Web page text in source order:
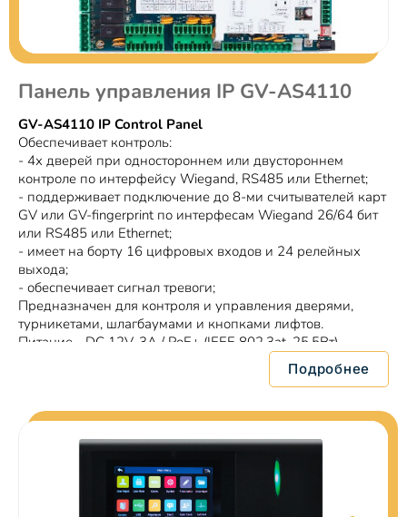
Панель управления IP GV-AS4110
GV-AS4110 IP Control Panel
Обеспечивает контроль:
- 4х дверей при одностороннем или двустороннем
контроле по интерфейсу Wiegand, RS485 или Ethernet;
- поддерживает подключение до 8-ми считывателей карт
GV или GV-fingerprint по интерфесам Wiegand 26/64 бит
или RS485 или Ethernet;
- имеет на борту 16 цифровых входов и 24 релейных
выхода;
- обеспечивает сигнал тревоги;
Предназначен для контроля и управления дверями,
турникетами, шлагбаумами и кнопками лифтов.
Питание - DC 12V, 3A / PoE+ (IEEE 802.3at, 25.5Вт)
Подробнее